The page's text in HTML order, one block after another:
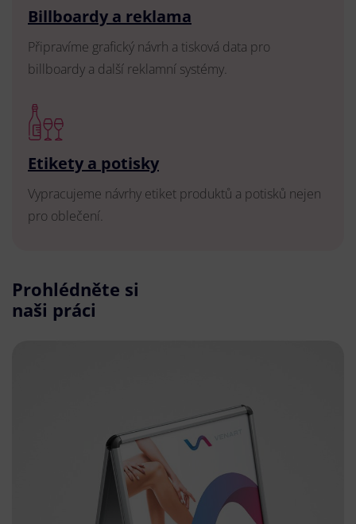
Billboardy a reklama
Připravíme grafický návrh a tisková data pro
billboardy a další reklamní systémy.
Etikety a potisky
Vypracujeme návrhy etiket produktů a potisků nejen
pro oblečení.
Prohlédněte si
naši práci